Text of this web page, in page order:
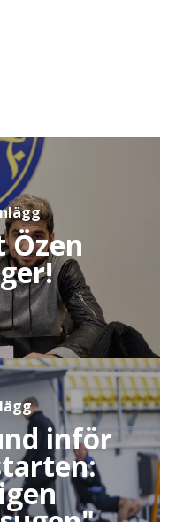
Özen
inför